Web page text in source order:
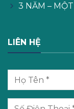
3 NĂM –
LIÊN HỆ